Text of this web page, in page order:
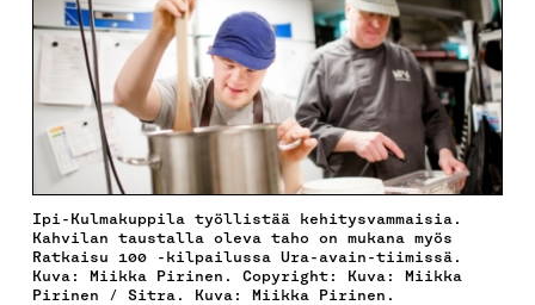
Ipi-Kulmakuppila työllistää kehitysvammaisia.
Kahvilan taustalla oleva taho on mukana myös
Ratkaisu 100 -kilpailussa Ura-avain-tiimissä.
Kuva: Miikka Pirinen. Copyright: Kuva: Miikka
Pirinen / Sitra. Kuva: Miikka Pirinen.